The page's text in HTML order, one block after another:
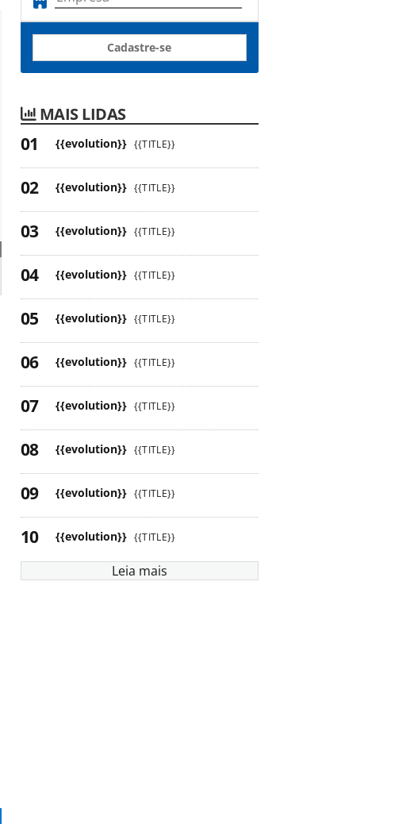
Cadastre-se
MAIS LIDAS
{{evolution}} {{TITLE}}
{{evolution}} {{TITLE}}
{{evolution}} {{TITLE}}
{{evolution}} {{TITLE}}
{{evolution}} {{TITLE}}
{{evolution}} {{TITLE}}
{{evolution}} {{TITLE}}
{{evolution}} {{TITLE}}
{{evolution}} {{TITLE}}
{{evolution}} {{TITLE}}
Leia mais